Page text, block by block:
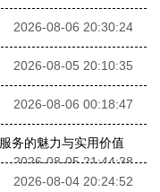
2026-08-06 20:30:24
2026-08-05 20:10:35
2026-08-06 00:18:47
务的魅力与实用价值
2026-08-05 21:44:38
2026-08-04 20:24:52